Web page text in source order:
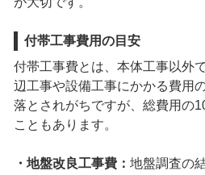
付帯工事費用の目安
付帯工事費とは、本体工事以外
辺工事や設備工事にかかる費用
落とされがちですが、総費用の
こともあります。
・地盤改良工事費： 地盤調査の